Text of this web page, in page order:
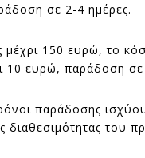
σε 2-4 ημέρες.
μέχρι 150 ευρώ, το
10 ευρώ, παράδοση σε
παράδοσης
διαθεσιμότητας του